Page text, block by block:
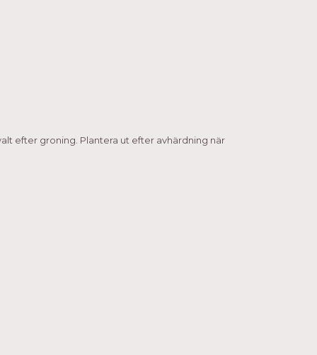
efter groning. Plantera ut efter avhärdning när